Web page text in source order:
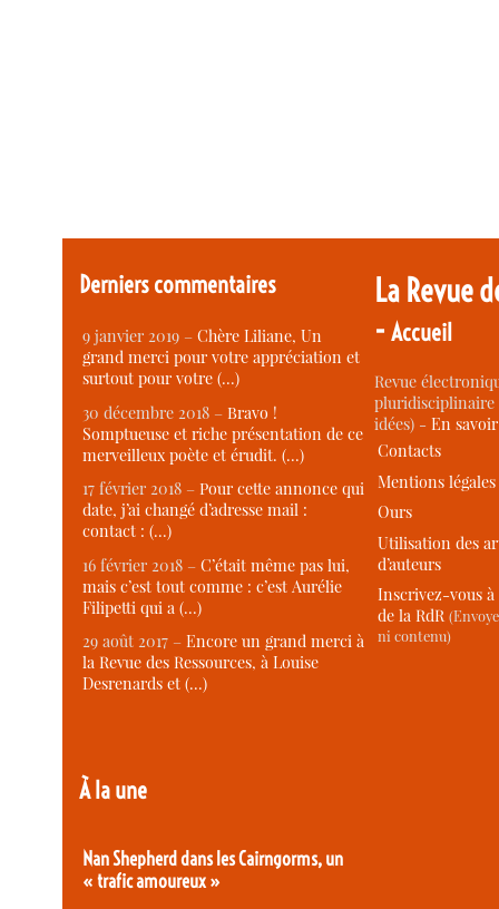
Derniers commentaires
9 janvier 2019 –Chère Liliane, Un
grand merci pour votre appréciation et
surtout pour votre (…)
30 décembre 2018 –Bravo !
Somptueuse et riche présentation de ce
merveilleux poète et érudit. (…)
17 février 2018 –Pour cette annonce qui
date, j’ai changé d’adresse mail :
contact : (…)
16 février 2018 –C’était même pas lui,
mais c’est tout comme : c’est Aurélie
Filipetti qui a (…)
29 août 2017 –Encore un grand merci à
la Revue des Ressources, à Louise
Desrenards et (…)
À la une
Nan Shepherd dans les Cairngorms, un
« trafic amoureux »
La Revue
-Accueil
Revue
idées) -En
Contacts
Mentions légales
Ours
Utilisation des
d’auteurs
Inscrivez-vous
de la RdR
ni contenu)